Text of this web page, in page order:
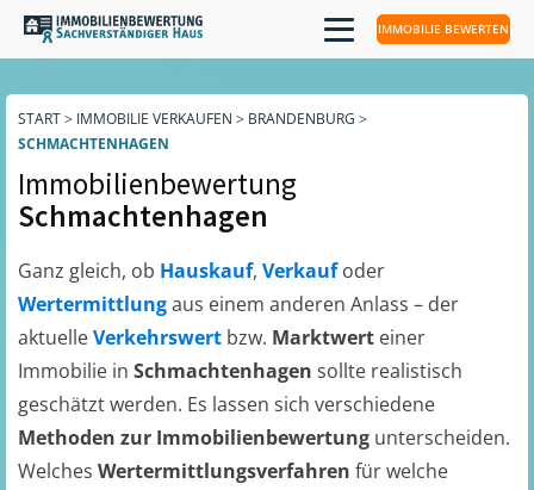
IMMOBILIE BEWERTEN
START> IMMOBILIE VERKAUFEN > BRANDENBURG >
SCHMACHTENHAGEN
Immobilienbewertung
Schmachtenhagen
Ganz gleich, ob Hauskauf, Verkaufoder
Wertermittlungaus einem anderen Anlass – der
aktuelleVerkehrswert bzw. Marktwert einer
Immobilie in Schmachtenhagen sollte realistisch
geschätzt werden. Es lassen sich verschiedene
Methoden zur Immobilienbewertung unterscheiden.
Welches Wertermittlungsverfahren für welche